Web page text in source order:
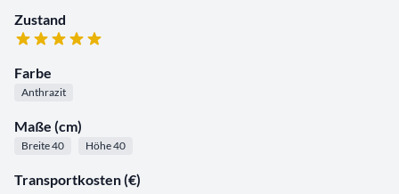
Zustand
Farbe
Anthrazit
Maße (cm)
Breite 40 Höhe 40
Transportkosten (€)